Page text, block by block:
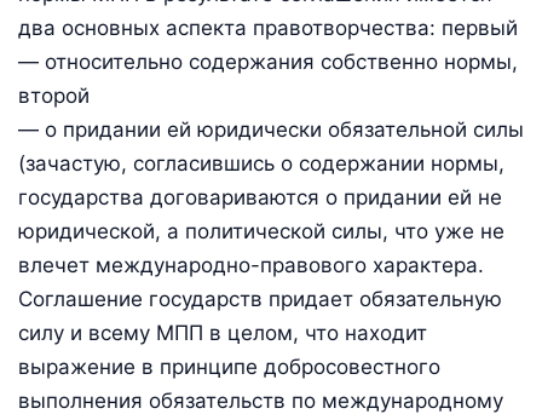
два основных аспекта правотворчества: первый
— относительно содержания собственно нормы,
второй
— о придании ей юридически обязательной силы
(зачастую, согласившись о содержании нормы,
государства договариваются о придании ей не
юридической, а политической силы, что уже не
влечет международно-правового характера.
Соглашение государств придает обязательную
силу и всему МПП в целом, что находит
выражение в принципе добросовестного
выполнения обязательств по международному